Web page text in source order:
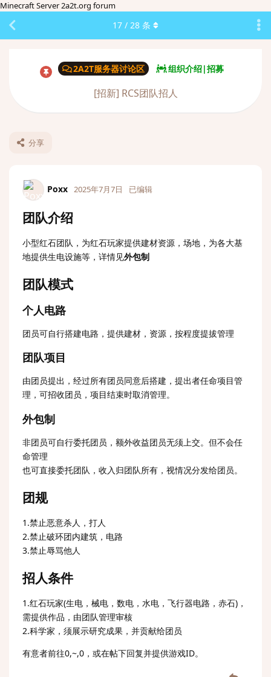
Minecraft Server 2a2t.org forum
2A2T服务器讨论区 组织介绍|招募
[招新] RCS团队招人
分享
17 / 28 条
Poxx 2025年7月7日 已编辑
团队介绍
小型红石团队，为红石玩家提供建材资源，场地，为各大基
地提供生电设施等，详情见外包制
团队模式
个人电路
团员可自行搭建电路，提供建材，资源，按程度提拔管理
团队项目
由团员提出，经过所有团员同意后搭建，提出者任命项目管
理，可招收团员，项目结束时取消管理。
外包制
非团员可自行委托团员，额外收益团员无须上交。但不会任
命管理
也可直接委托团队，收入归团队所有，视情况分发给团员。
团规
1.禁止恶意杀人，打人
2.禁止破环团内建筑，电路
3.禁止辱骂他人
招人条件
1.红石玩家(生电，械电，数电，水电，飞行器电路，赤石)，
需提供作品，由团队管理审核
2.科学家，须展示研究成果，并贡献给团员
有意者前往0,~,0，或在帖下回复并提供游戏ID。